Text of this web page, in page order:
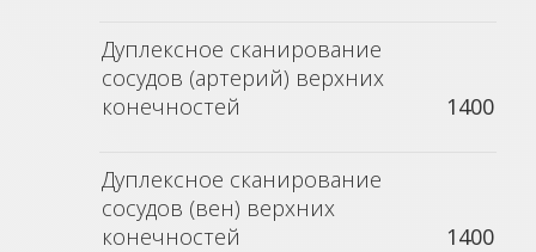
Дуплексное сканирование
сосудов (артерий) верхних
конечностей
1400
Дуплексное сканирование
сосудов (вен) верхних
конечностей
1400